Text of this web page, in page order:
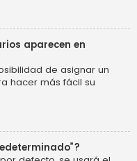
aparecen en
de asignar un
hacer más fácil su